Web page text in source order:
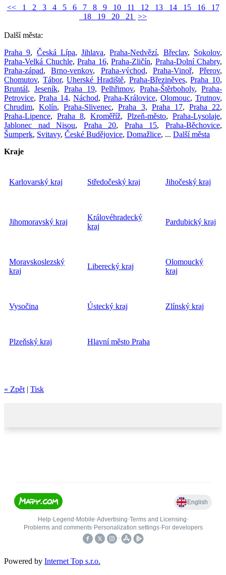
<< 1 2 3 4 5 6 7 8 9 10 11 12 13 14 15 16
17
18
19 20 21 >>
Další města:
Praha 9, Česká Lípa,Jihlava,Praha-Nedvězí, Břeclav, Sokolov,
Praha-Velká Chuchle, Praha 16, Praha-Zličín, Praha-Dolní Chabry,
Praha-západ,Brno-venkov, Praha-východ, Praha-Vinoř, Přerov,
Chomutov, Tábor,Uherské Hradiště, Praha-Březiněves,Praha 10,
Bruntál, Jeseník, Praha 19,Pelhřimov,Praha-Štěrboholy,Praha-
Petrovice, Praha 14, Náchod, Praha-Královice, Olomouc, Trutnov,
Chrudim,Kolín,Praha-Slivenec,Praha 3, Praha 17, Praha 22,
Praha-Lipence, Praha 8, Kroměříž, Plzeň-město, Praha-Lysolaje,
Jablonec nad Nisou, Praha 20, Praha 15,Praha-Běchovice,
Šumperk, Svitavy, České Budějovice, Domažlice, ... Další města
Kraje
Karlovarský kraj Středočeský kraj Jihočeský kraj
Jihomoravský kraj
Královéhradecký
kraj
Pardubický kraj
Moravskoslezský
kraj
Liberecký kraj
Olomoucký
kraj
Vysočina Ústecký kraj Zlínský kraj
Plzeňský kraj Hlavní město Praha
« Zpět | Tisk
Powered by Internet Top s.r.o.